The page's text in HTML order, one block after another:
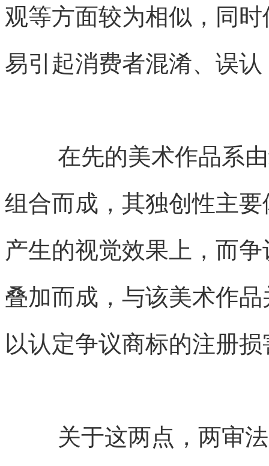
观等方面较为相似，同
易引起消费者混淆、误
在先的美术作品系
组合而成，其独创性主
产生的视觉效果上，而
叠加而成，与该美术作
以认定争议商标的注册
关于这两点，两审